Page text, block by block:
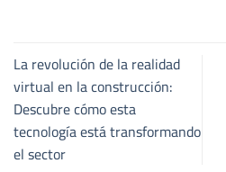
La revolución de la realidad
virtual en la construcción:
Descubre cómo esta
tecnología está transformando
el sector